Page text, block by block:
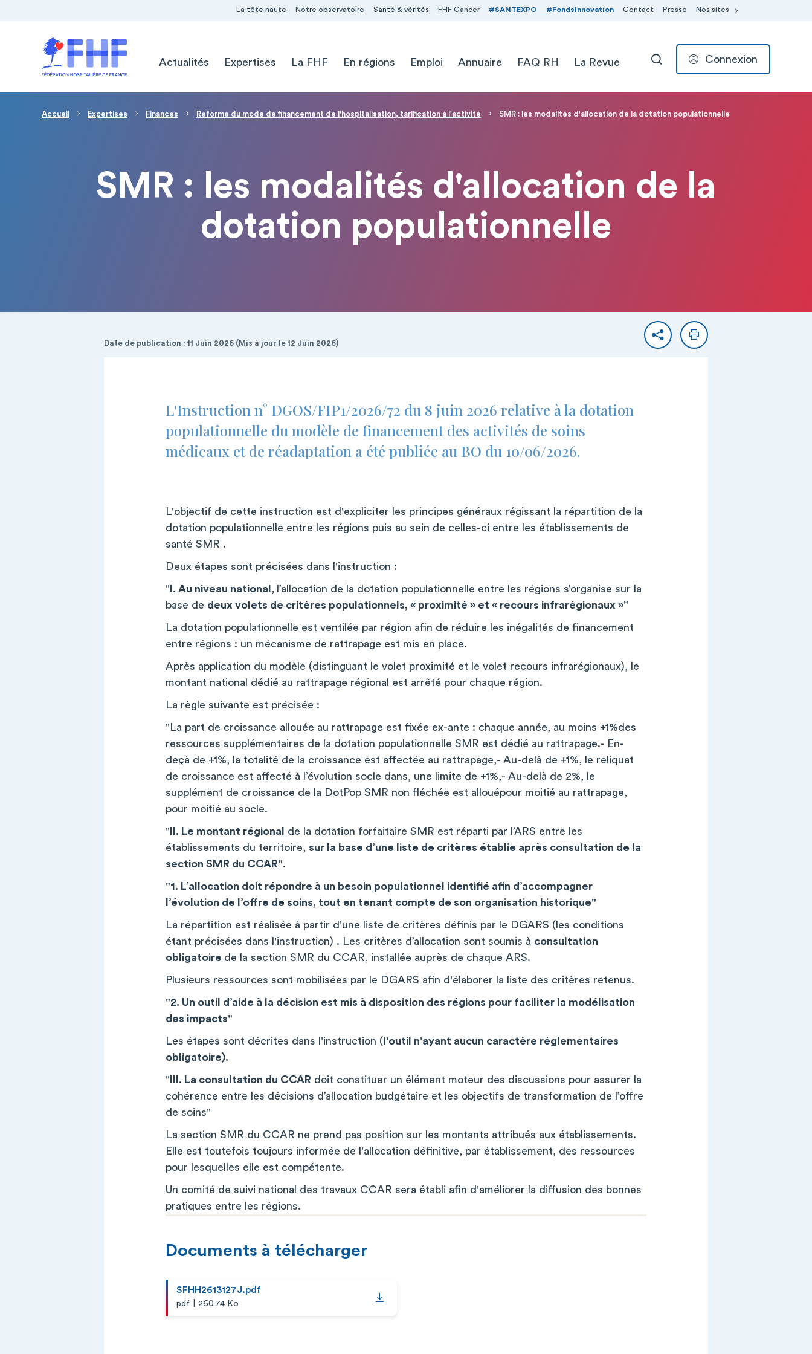
La tête haute Notre observatoire Santé & vérités FHF Cancer #SANTEXPO #FondsInnovation Contact Presse Nos sites
Actualités
Expertises La FHF En régions Emploi Annuaire FAQ RH La Revue RECHERCHER
Connexion
Fil d'Ariane
Accueil Expertises Finances Réforme du mode de financement de l'hospitalisation, tarification à l'activité SMR : les modalités d'allocation de la dotation populationnelle
SMR : les modalités d'allocation de la
dotation populationnelle
Date de publication : 11 Juin 2026 (Mis à jour le 12 Juin 2026) PartagerImprimer
L'Instruction n° DGOS/FIP1/2026/72 du 8 juin 2026 relative à la dotation
populationnelle du modèle de financement des activités de soins
médicaux et de réadaptation a été publiée au BO du 10/06/2026.
L'objectif de cette instruction est d'expliciter les principes généraux régissant la répartition de la
dotation populationnelle entre les régions puis au sein de celles-ci entre les établissements de
santé SMR .
Deux étapes sont précisées dans l'instruction :
" I. Au niveau national, l’allocation de la dotation populationnelle entre les régions s’organise sur la
base de deux volets de critères populationnels, « proximité » et « recours infrarégionaux »"
La dotation populationnelle est ventilée par région afin de réduire les inégalités de financement
entre régions : un mécanisme de rattrapage est mis en place.
Après application du modèle (distinguant le volet proximité et le volet recours infrarégionaux), le
montant national dédié au rattrapage régional est arrêté pour chaque région.
La règle suivante est précisée :
"La part de croissance allouée au rattrapage est fixée ex-ante : chaque année, au moins +1%des
ressources supplémentaires de la dotation populationnelle SMR est dédié au rattrapage.- En-
deçà de +1%, la totalité de la croissance est affectée au rattrapage,- Au-delà de +1%, le reliquat
de croissance est affecté à l’évolution socle dans, une limite de +1%,- Au-delà de 2%, le
supplément de croissance de la DotPop SMR non fléchée est allouépour moitié au rattrapage,
pour moitié au socle.
" II. Le montant régional
de la dotation forfaitaire SMR est réparti par l’ARS entre les
établissements du territoire, sur la base d’une liste de critères établie après consultation de la
section SMR du CCAR".
"1. L’allocation doit répondre à un besoin populationnel identifié afin d’accompagner
l’évolution de l’offre de soins, tout en tenant compte de son organisation historique"
La répartition est réalisée à partir d'une liste de critères définis par le DGARS (les conditions
étant précisées dans l'instruction) . Les critères d’allocation sont soumis à consultation
obligatoire de la section SMR du CCAR, installée auprès de chaque ARS.
Plusieurs ressources sont mobilisées par le DGARS afin d'élaborer la liste des critères retenus.
"2. Un outil d’aide à la décision est mis à disposition des régions pour faciliter la modélisation
des impacts"
Les étapes sont décrites dans l'instruction ( l'outil n'ayant aucun caractère réglementaires
obligatoire).
" III. La consultation du CCAR doit constituer un élément moteur des discussions pour assurer la
cohérence entre les décisions d’allocation budgétaire et les objectifs de transformation de l’offre
de soins"
La section SMR du CCAR ne prend pas position sur les montants attribués aux établissements.
Elle est toutefois toujours informée de l'allocation définitive, par établissement, des ressources
pour lesquelles elle est compétente.
Un comité de suivi national des travaux CCAR sera établi afin d'améliorer la diffusion des bonnes
pratiques entre les régions.
Documents à télécharger
SFHH2613127J.pdf
pdf 260.74 Ko